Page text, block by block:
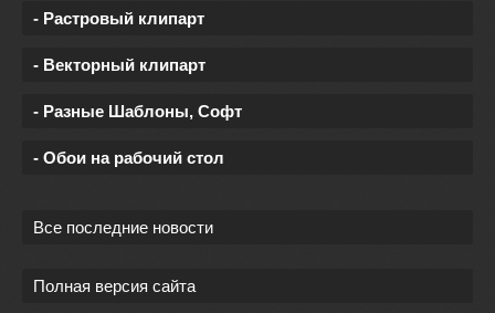
- Растровый клипарт
- Векторный клипарт
- Разные Шаблоны, Софт
- Обои на рабочий стол
Все последние новости
Полная версия сайта